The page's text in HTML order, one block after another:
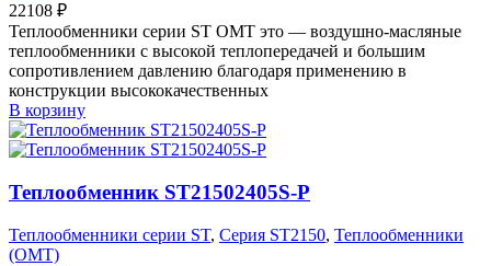
22108 ₽
Теплообменники серии ST OMT это — воздушно-масляные
теплообменники с высокой теплопередачей и большим
сопротивлением давлению благодаря применению в
конструкции высококачественных
В корзину
Теплообменник ST21502405S-P
Теплообменники серии ST, Серия ST2150, Теплообменники
(OMT)